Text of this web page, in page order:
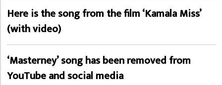
Here is the song from the film ‘Kamala Miss’
(with video)
‘Masterney’ song has been removed from
YouTube and social media